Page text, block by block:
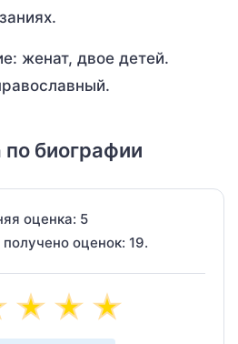
женат, двое детей.
биографии
оценка: 5
получено оценок: 19.